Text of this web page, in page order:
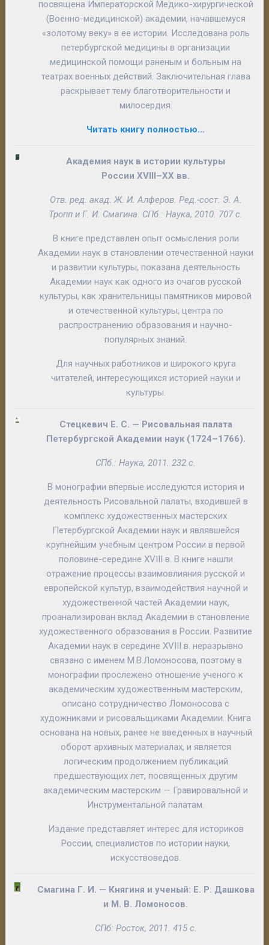
посвящена Императорской Медико-хирургической
(Военно-медицинской) академии, начавшемуся
«золотому веку» в ее истории. Исследована роль
петербургской медицины в организации
медицинской помощи раненым и больным на
театрах военных действий. Заключительная глава
раскрывает тему благотворительности и
милосердия.
Читать книгу полностью…
Академия наук в истории культуры
РоссииXVIII–XX вв.
Отв. ред. акад.Ж. И. Алферов. Ред.-сост. Э. А.
Тропп и Г. И. Смагина. СПб.: Наука, 2010. 707 с.
В книге представлен опыт осмысления роли
Академии наук в становлении отечественной науки
и развитии культуры, показана деятельность
Академии наук как одного из очагов русской
культуры, как хранительницы памятников мировой
и отечественной культуры, центра по
распространению образования и научно-
популярных знаний.
Для научных работников и широкого круга
читателей, интересующихся историей науки и
культуры.
Стецкевич Е. С. — Рисовальная палата
Петербургской Академии наук(1724–1766).
СПб.: Наука, 2011. 232 с.
В монографии впервые исследуются история и
деятельность Рисовальной палаты, входившей в
комплекс художественных мастерских
Петербургской Академии наук и являвшейся
крупнейшим учебным центром России в первой
половине-середине XVIII в. В книге нашли
отражение процессы взаимовлияния русской и
европейской культур, взаимодействия научной и
художественной частей Академии наук,
проанализирован вклад Академии в становление
художественного образования в России. Развитие
Академии наук в середине XVIII в. неразрывно
связано с именем М.В.Ломоносова, поэтому в
монографии прослежено отношение ученого к
академическим художественным мастерским,
описано сотрудничество Ломоносова с
художниками и рисовальщиками Академии. Книга
основана на новых, ранее не введенных в научный
оборот архивных материалах, и является
логическим продолжением публикаций
предшествующих лет, посвященных другим
академическим мастерским — Гравировальной и
Инструментальной палатам.
Издание представляет интерес для историков
России, специалистов по истории науки,
искусствоведов.
Смагина Г. И. — Княгиня и ученый: Е. Р. Дашкова
и М. В. Ломоносов.
СПб: Росток, 2011. 415 с.